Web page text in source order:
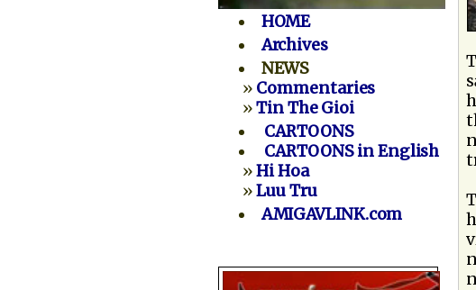
HOME
Archives
NEWS
» Commentaries
»Tin The Gioi
CARTOONS
CARTOONS in English
»Hi Hoa
»Luu Tru
AMIGAVLINK.com